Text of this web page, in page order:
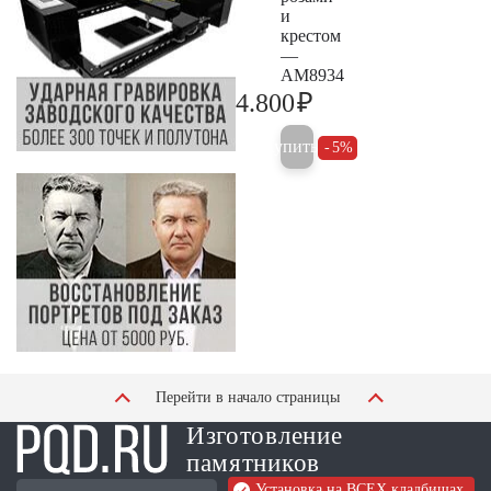
и
крестом
—
AM8934
4.800₽
Купить 5%
Перейти в начало страницы
Изготовление
памятников